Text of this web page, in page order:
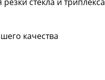
качества